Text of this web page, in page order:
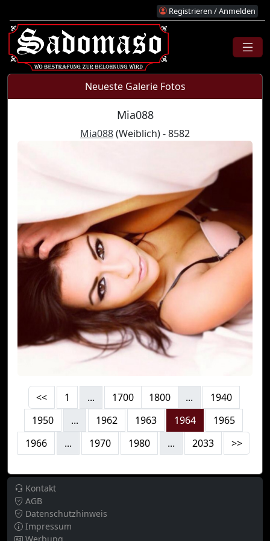
Registrieren / Anmelden
Neueste Galerie Fotos
Mia088
Mia088(Weiblich) - 8582
<< 1 ... 1700 1800 ...
1940
1950
... 1962 1963 1964
1965
1966
... 1970 1980 ... 2033 >>
Kontakt
AGB
Datenschutzhinweis
Impressum